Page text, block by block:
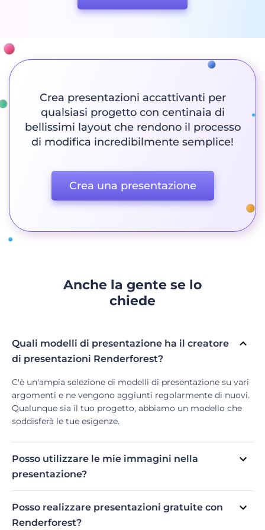
Crea presentazioni accattivanti per
qualsiasi progetto con centinaia di
bellissimi layout che rendono il processo
di modifica incredibilmente semplice!
Crea una presentazione
Anche la gente se lo
chiede
Quali modelli di presentazione ha il creatore
di presentazioni Renderforest?
C'è un'ampia selezione di modelli di presentazione su vari
argomenti e ne vengono aggiunti regolarmente di nuovi.
Qualunque sia il tuo progetto, abbiamo un modello che
soddisferà le tue esigenze.
Posso utilizzare le mie immagini nella
presentazione?
Sì, puoi aggiungere le tue immagini. Carica immagini dal
tuo dispositivo o scegli dalla libreria multimediale. Puoi
quindi utilizzare gli strumenti di fotoritocco integrati del
nostro creatore di presentazioni per regolare o ritagliare
Posso realizzare presentazioni gratuite con
Renderforest?